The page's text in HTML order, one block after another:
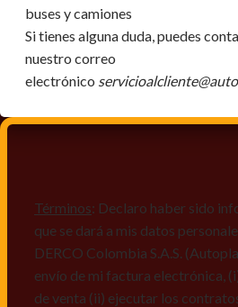
buses y camiones
Si tienes alguna duda, puedes
nuestro correo
electrónico
Términos: Declaro haber sido
que se dará a mis datos
DERCO Colombia S.A.S.
envío de mi factura electrónica,
de venta (ii) ejecutar los